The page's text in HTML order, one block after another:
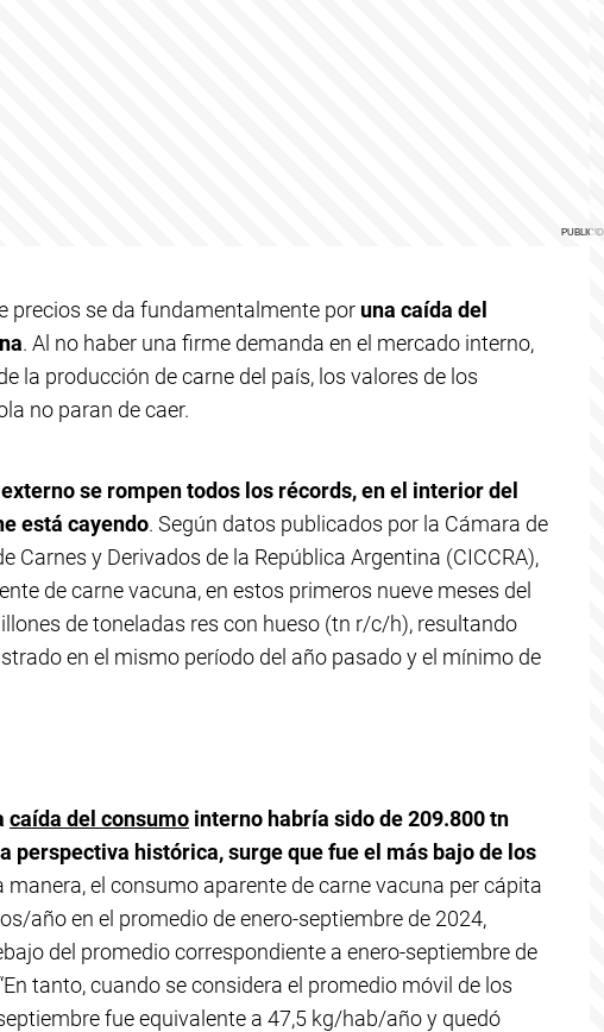
precios se da fundamentalmente por una caída del
. Al no haber una firme demanda en el mercado interno,
la producción de carne del país, los valores de los
no paran de caer.
se rompen todos los récords, en el interior del
está cayendo. Según datos publicados por la Cámara de
Carnes y Derivados de la República Argentina (CICCRA),
de carne vacuna, en estos primeros nueve meses del
de toneladas res con hueso (tn r/c/h), resultando
en el mismo período del año pasado y el mínimo de
caída del consumo interno habría sido de 209.800 tn
perspectiva histórica, surge que fue el más bajo de los
manera, el consumo aparente de carne vacuna per cápita
año en el promedio de enero-septiembre de 2024,
del promedio correspondiente a enero-septiembre de
tanto, cuando se considera el promedio móvil de los
fue equivalente a 47,5 kg/hab/año y quedó